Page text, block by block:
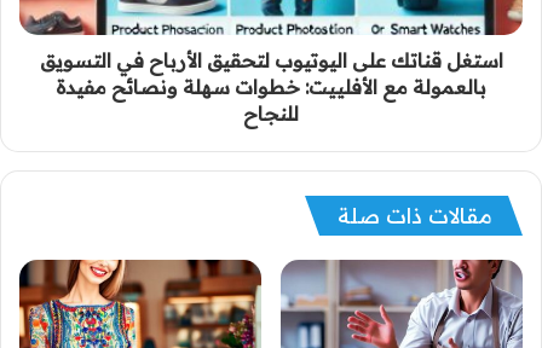
استغل قناتك على اليوتيوب لتحقيق الأرباح في التسويق
بالعمولة مع الأفلييت: خطوات سهلة ونصائح مفيدة
للنجاح
مقالات ذات صلة